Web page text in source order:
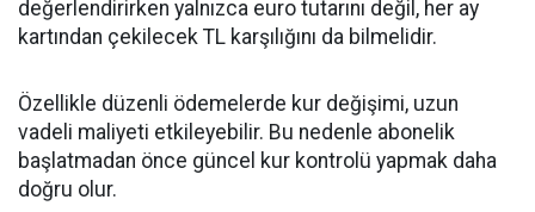
değerlendirirken yalnızca euro tutarını değil, her ay
kartından çekilecek TL karşılığını da bilmelidir.
Özellikle düzenli ödemelerde kur değişimi, uzun
vadeli maliyeti etkileyebilir. Bu nedenle abonelik
başlatmadan önce güncel kur kontrolü yapmak daha
doğru olur.